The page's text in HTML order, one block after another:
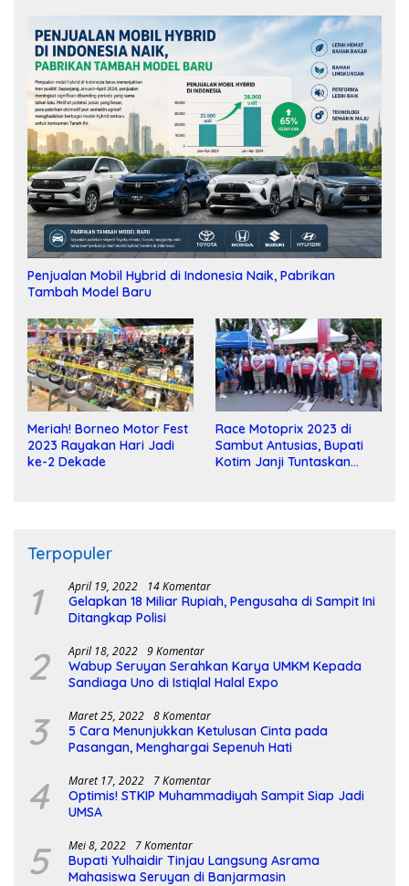
Penjualan Mobil Hybrid di Indonesia Naik, Pabrikan
Tambah Model Baru
Meriah! Borneo Motor Fest
2023 Rayakan Hari Jadi
ke-2 Dekade
Race Motoprix 2023 di
Sambut Antusias, Bupati
Kotim Janji Tuntaskan
Terpopuler
1 April 19, 2022 14 Komentar
Gelapkan 18 Miliar Rupiah, Pengusaha di Sampit Ini
Ditangkap Polisi
2 April 18, 2022 9 Komentar
Wabup Seruyan Serahkan Karya UMKM Kepada
Sandiaga Uno di Istiqlal Halal Expo
3 Maret 25, 2022 8 Komentar
5 Cara Menunjukkan Ketulusan Cinta pada
Pasangan, Menghargai Sepenuh Hati
4 Maret 17, 2022 7 Komentar
Optimis! STKIP Muhammadiyah Sampit Siap Jadi
UMSA
5 Mei 8, 2022 7 Komentar
Bupati Yulhaidir Tinjau Langsung Asrama
Mahasiswa Seruyan di Banjarmasin